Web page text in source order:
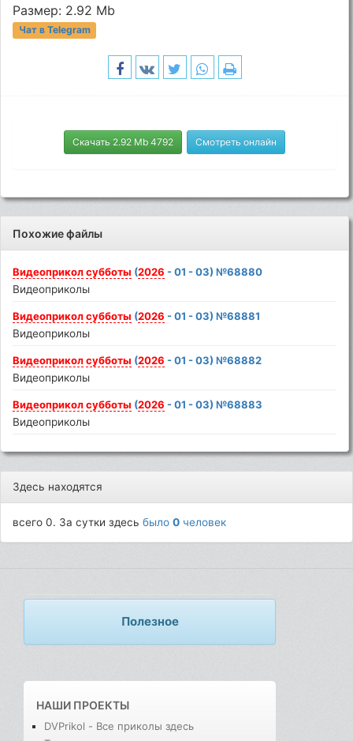
Размер: 2.92 Mb
Чат в Telegram
Скачать 2.92 Mb 4792 Смотреть онлайн
Похожие файлы
Видеоприкол субботы (2026 - 01 - 03) №68880
Видеоприколы
Видеоприкол субботы (2026 - 01 - 03) №68881
Видеоприколы
Видеоприкол субботы (2026 - 01 - 03) №68882
Видеоприколы
Видеоприкол субботы (2026 - 01 - 03) №68883
Видеоприколы
Здесь находятся
всего 0. За сутки здесьбыло0 человек
Полезное
НАШИ ПРОЕКТЫ
DVPrikol - Все приколы здесь